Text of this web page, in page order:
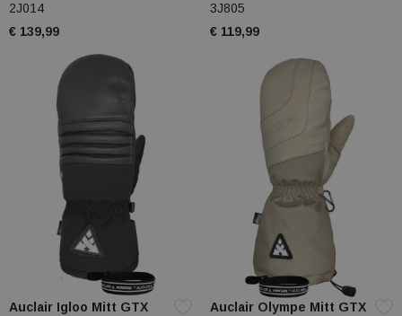
2J014
€ 139,99
3J805
€ 119,99
Auclair Igloo Mitt GTX
Auclair Olympe Mitt GTX